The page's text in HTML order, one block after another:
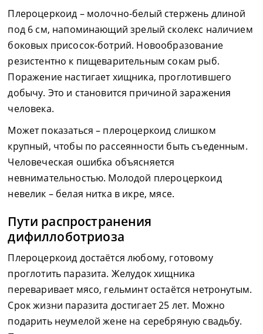
Плероцеркоид – молочно-белый стержень длиной
под 6 см, напоминающий зрелый сколекс наличием
боковых присосок-ботрий. Новообразование
резистентно к пищеварительным сокам рыб.
Поражение настигает хищника, проглотившего
добычу. Это и становится причиной заражения
человека.
Может показаться – плероцеркоид слишком
крупный, чтобы по рассеянности быть съеденным.
Человеческая ошибка объясняется
невнимательностью. Молодой плероцеркоид
невелик – белая нитка в икре, мясе.
Пути распространения
дифиллоботриоза
Плероцеркоид достаётся любому, готовому
проглотить паразита. Желудок хищника
переваривает мясо, гельминт остаётся нетронутым.
Срок жизни паразита достигает 25 лет. Можно
подарить неумелой жене на серебряную свадьбу.